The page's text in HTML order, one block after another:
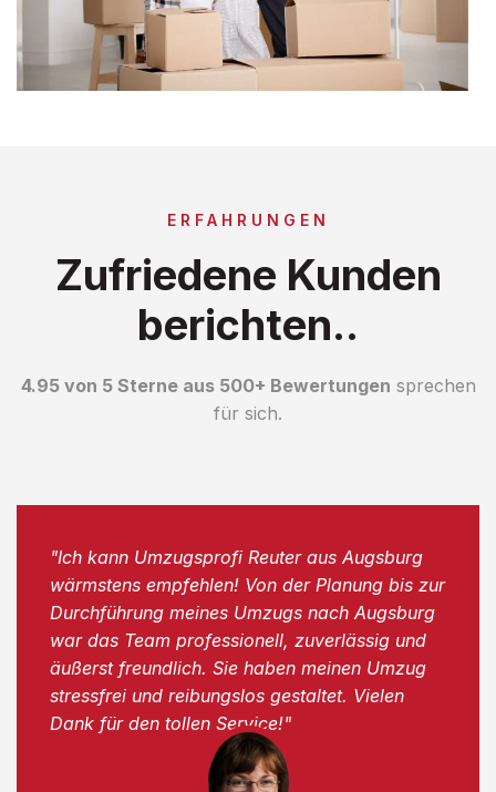
ERFAHRUNGEN
Zufriedene Kunden
berichten..
4.95 von 5 Sterne aus 500+ Bewertungen sprechen
für sich.
"Ich kann Umzugsprofi Reuter aus Augsburg
wärmstens empfehlen! Von der Planung bis zur
Durchführung meines Umzugs nach Augsburg
war das Team professionell, zuverlässig und
äußerst freundlich. Sie haben meinen Umzug
stressfrei und reibungslos gestaltet. Vielen
Dank für den tollen Service!"